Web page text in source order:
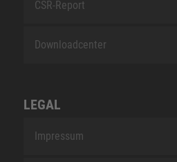
CSR-Report
Downloadcenter
LEGAL
Impressum